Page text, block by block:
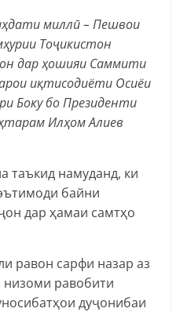
миллӣ – Пешвои
Тоҷикистон
дар ҳошияи Саммити
иқтисодиёти Осиёи
Боку бо Президенти
Илҳом Алиев
таъкид намуданд, ки
байни
дар ҳамаи самтҳо
равон сарфи назар аз
равобити
дуҷонибаи